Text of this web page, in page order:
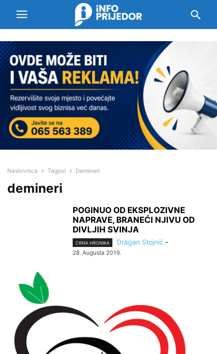
Naslovnica Tagovi Demineri
demineri
POGINUO OD EKSPLOZIVNE
NAPRAVE, BRANEĆI NJIVU OD
DIVLJIH SVINJA
CRNA HRONIKA Dragan Stojnić -
28. Augusta 2019.